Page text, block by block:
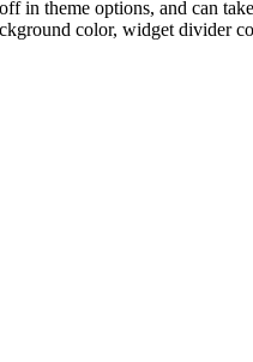
in theme options, and can
color, widget divider